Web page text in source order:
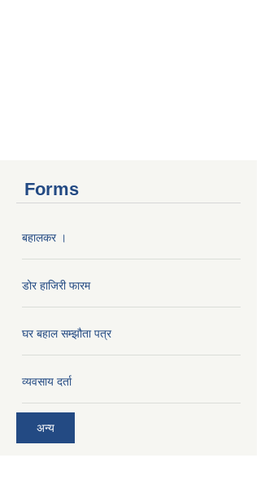
Forms
बहालकर ।
डोर हाजिरी फारम
घर बहाल सम्झौता पत्र
व्यवसाय दर्ता
अन्य